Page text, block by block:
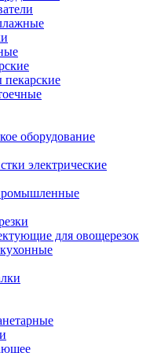
оборудование
электрические
для овощерезок